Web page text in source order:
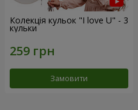
Колекція кульок "I love U" - 3
кульки
Замовити